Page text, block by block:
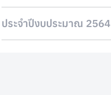
ประจำปีงบประมาณ 2564